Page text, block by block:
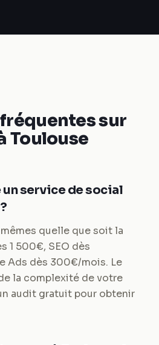
sur
Toulouse
service de social
quelle que soit la
1 500€, SEO dès
Ads dès 300€/mois. Le
la complexité de votre
audit gratuit pour obtenir